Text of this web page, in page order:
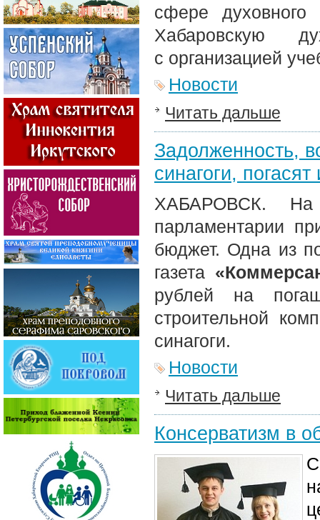
сфере духовного
Хабаровскую
с организацией
Новости
Читать дальше
Задолженность,
синагоги,
ХАБАРОВСК. На
парламентарии
бюджет. Одна из
газета
рублей на
строительной
синагоги.
Новости
Читать дальше
Консерватизм в